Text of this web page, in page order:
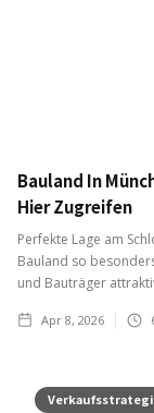
Bauland In
Hier Zugreifen
Perfekte Lage am
Bauland so
und Bauträger
Apr 8, 2026